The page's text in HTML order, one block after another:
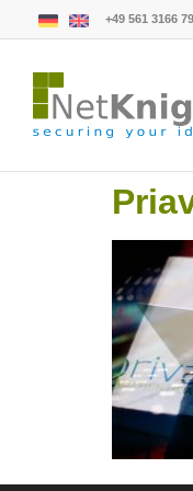
+49 561 3166